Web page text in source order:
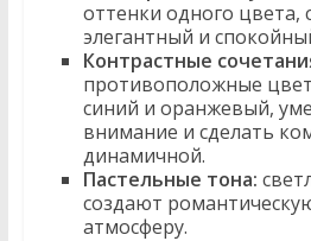
оттенки одного цвета,
элегантный и
Контрастные
противоположные
синий и оранжевый,
внимание и сделать
динамичной.
Пастельные тона:
создают
атмосферу.